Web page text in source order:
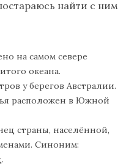
найти с ним
на самом севере
океана.
у берегов Австралии.
расположен в Южной
страны, населённой,
Синоним: